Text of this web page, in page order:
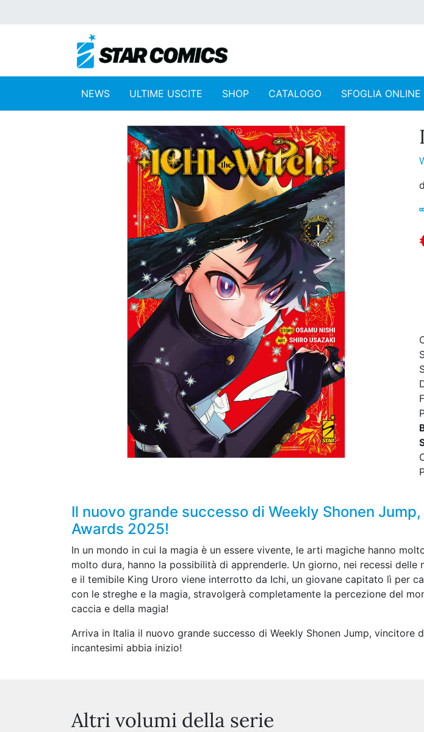
NEWS ULTIME USCITE SHOP CATALOGO SFOGLIA ONLINE
Il nuovo grande successo di Weekly Shonen
Awards 2025!
In un mondo in cui la magia è un essere vivente, le arti magiche hanno
molto dura, hanno la possibilità di apprenderle. Un giorno, nei recessi
e il temibile King Uroro viene interrotto da Ichi, un giovane capitato lì per
con le streghe e la magia, stravolgerà completamente la percezione del
caccia e della magia!
Arriva in Italia il nuovo grande successo di Weekly Shonen Jump,
incantesimi abbia inizio!
Altri volumi della serie